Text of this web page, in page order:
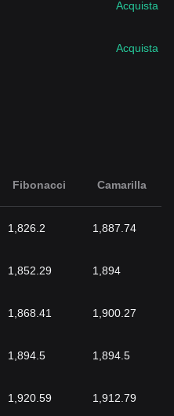
Acquista
Acquista
Fibonacci Camarilla
1,826.2 1,887.74
1,852.29 1,894
1,868.41 1,900.27
1,894.5 1,894.5
1,920.59 1,912.79